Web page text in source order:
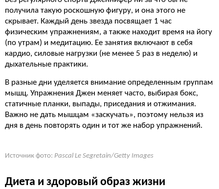
получила такую роскошную фигуру, и она этого не
скрывает. Каждый день звезда посвящает 1 час
физическим упражнениям, а также находит время на йогу
(по утрам) и медитацию. Ее занятия включают в себя
кардио, силовые нагрузки (не менее 5 раз в неделю) и
дыхательные практики.
В разные дни уделяется внимание определенным группам
мышц. Упражнения Джен меняет часто, выбирая бокс,
статичные планки, выпады, приседания и отжимания.
Важно не дать мышцам «заскучать», поэтому нельзя из
дня в день повторять один и тот же набор упражнений.
Источник фото: Pascal Le Segretain/Getty Images
Диета и здоровый образ жизни